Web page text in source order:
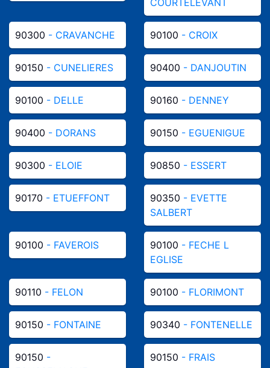
90300 - CRAVANCHE 90100 - CROIX
90150 - CUNELIERES 90400 - DANJOUTIN
90100 - DELLE 90160 - DENNEY
90400 - DORANS 90150 - EGUENIGUE
90300 - ELOIE 90850 - ESSERT
90170 - ETUEFFONT 90350 - EVETTE
SALBERT
90100 - FAVEROIS 90100 - FECHE L
EGLISE
90110 - FELON 90100 - FLORIMONT
90150 - FONTAINE 90340 - FONTENELLE
90150 -
90150 - FRAIS